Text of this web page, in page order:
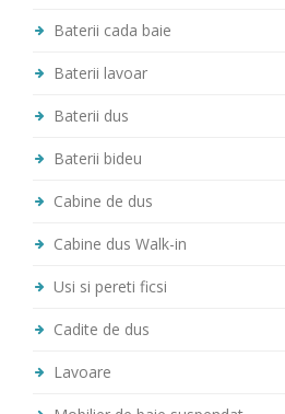
Baterii cada baie
Baterii lavoar
Baterii dus
Baterii bideu
Cabine de dus
Cabine dus Walk-in
Usi si pereti ficsi
Cadite de dus
Lavoare